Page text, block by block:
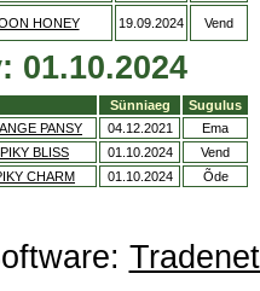
HONEY 19.09.2024 Vend
01.10.2024
Sünniaeg
Sugulus
PANSY 04.12.2021
Ema
BLISS 01.10.2024
Vend
CHARM 01.10.2024 Õde